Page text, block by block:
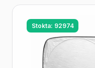
Stokta: 92974